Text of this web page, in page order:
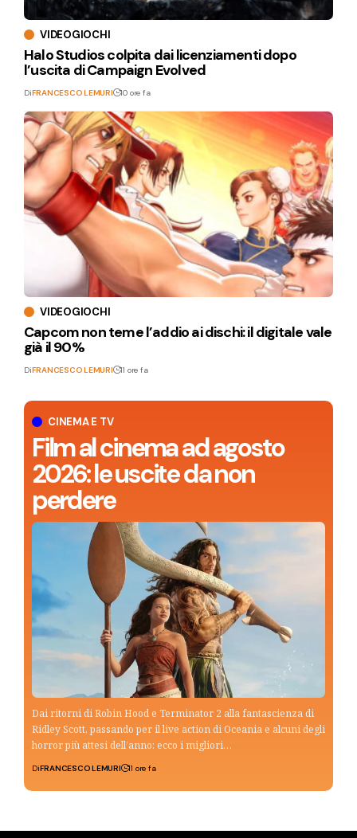
CINEMA E TV
Film al cinema ad agosto
2026: le uscite da non
perdere
Dai ritorni di Robin Hood e Terminator 2 alla fantascienza di
Ridley Scott, passando per il live action di Oceania e alcuni degli
horror più attesi dell’anno: ecco i migliori…
DiFRANCESCO LEMURI 11 ore fa
VIDEOGIOCHI
Halo Studios colpita dai licenziamenti dopo
l’uscita di Campaign Evolved
DiFRANCESCO LEMURI 10 ore fa
VIDEOGIOCHI
Capcom non teme l’addio ai dischi: il digitale vale
già il 90%
DiFRANCESCO LEMURI 11 ore fa